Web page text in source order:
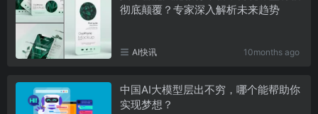
彻底颠覆？专家深入解析未来趋势
AI快讯 10months ago
中国AI大模型层出不穷，哪个能帮助你
实现梦想？